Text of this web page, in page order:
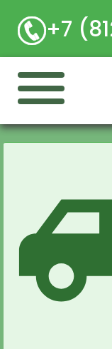
+7